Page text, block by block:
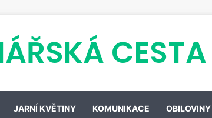
CESTA
JARNÍ KVĚTINY KOMUNIKACE OBILOVINY